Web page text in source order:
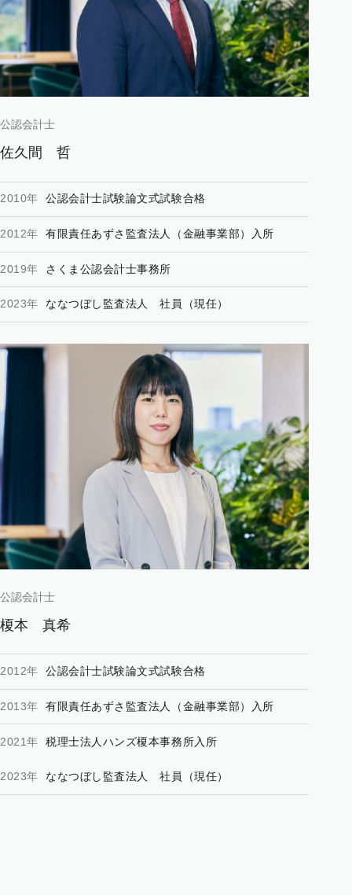
公認会計士
佐久間 哲
2010年 公認会計士試験論文式試験合格
2012年 有限責任あずさ監査法人（金融事業部）入所
2019年 さくま公認会計士事務所
2023年 ななつぼし監査法人 社員（現任）
公認会計士
榎本 真希
2012年 公認会計士試験論文式試験合格
2013年 有限責任あずさ監査法人（金融事業部）入所
2021年 税理士法人ハンズ榎本事務所入所
2023年 ななつぼし監査法人 社員（現任）